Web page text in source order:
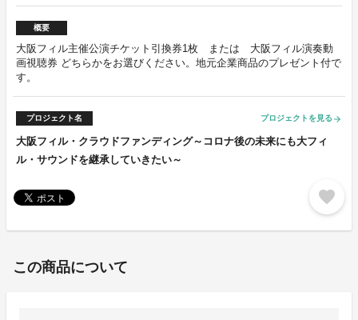
概要
大阪フィル主催公演チケット引換券1枚 または 大阪フィル演奏動
画視聴券 どちらかをお選びください。地元企業商品のプレゼント付で
す。
プロジェクト名 プロジェクトを見る arrow_forward
大阪フィル・クラウドファンディング～コロナ後の未来にも大フィ
ル・サウンドを継承していきたい～
favorite
この商品について